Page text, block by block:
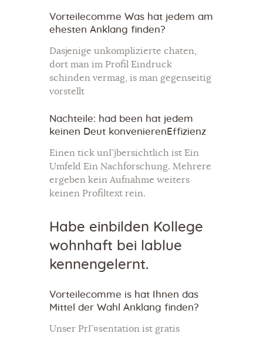
Vorteilecomme Was hat jedem am
ehesten Anklang finden?
Dasjenige unkomplizierte chaten,
dort man im Profil Eindruck
schinden vermag, is man gegenseitig
vorstellt
Nachteile: had been hat jedem
keinen Deut konvenierenEffizienz
Einen tick unГјbersichtlich ist Ein
Umfeld Ein Nachforschung. Mehrere
ergeben kein Aufnahme weiters
keinen Profiltext rein.
Habe einbilden Kollege
wohnhaft bei lablue
kennengelernt.
Vorteilecomme is hat Ihnen das
Mittel der Wahl Anklang finden?
Unser PrГ¤sentation ist gratis